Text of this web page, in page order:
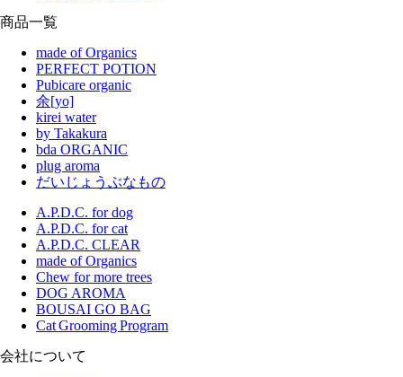
商品一覧
made of Organics
PERFECT POTION
Pubicare organic
余[yo]
kirei water
by Takakura
bda ORGANIC
plug aroma
だいじょうぶなもの
A.P.D.C. for dog
A.P.D.C. for cat
A.P.D.C. CLEAR
made of Organics
Chew for more trees
DOG AROMA
BOUSAI GO BAG
Cat Grooming Program
会社について